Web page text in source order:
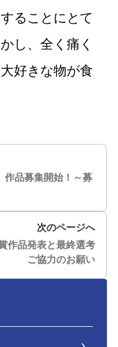
ることにとて
し、全く痛く
好きな物が食
品募集開始！～募
次のページへ
作品発表と最終選考
ご協力のお願い